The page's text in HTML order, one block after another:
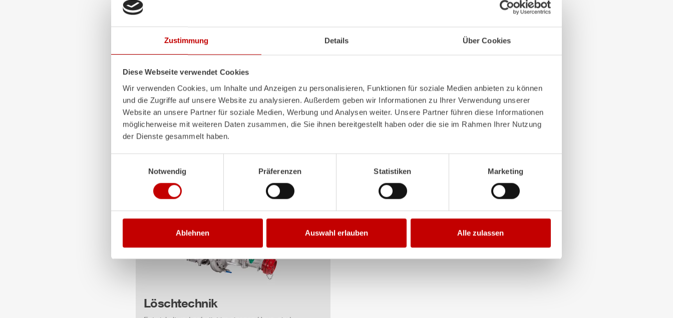
Zustimmung Details Über Cookies
Diese Webseite verwendet Cookies
Wir verwenden Cookies, um Inhalte und Anzeigen zu personalisieren, Funktionen für soziale Medien anbieten zu können
und die Zugriffe auf unsere Website zu analysieren. Außerdem geben wir Informationen zu Ihrer Verwendung unserer
Website an unsere Partner für soziale Medien, Werbung und Analysen weiter. Unsere Partner führen diese Informationen
möglicherweise mit weiteren Daten zusammen, die Sie ihnen bereitgestellt haben oder die sie im Rahmen Ihrer Nutzung
der Dienste gesammelt haben.
Notwendig
Präferenzen Statistiken Marketing
Ablehnen Auswahl erlauben Alle zulassen
Z-Vision
DasZ-VisionBeleuchtungssystem mit 4-Kammer-LED-
Profil minimiert die Verschattung im Arbeitsbereich. In
Fahrzeugfront, ‑seiten und ‑heck integrierte modernste
Signal- und Beleuchtungselemente verbessern die
Sichtbarkeit.
Mehr erfahren
Übersichtlich, logisch und leicht zu verstehen, auch mit
Einsatzkleidung sicher zu bedienen: Das sind die
Anforderungen, die unsere Z‑Control Bedieneinheit voll
und ganz erfüllt. Z‑Connect sorgt für die notwendige
Mehr erfahren
Löschtechnik